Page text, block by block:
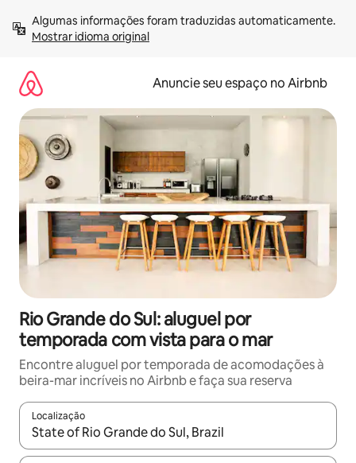
para
Mostrar idioma original
Anuncie seu espaço no Airbnb
Rio Grande do Sul: aluguel por
temporada com vista para o mar
Encontre aluguel por temporada de acomodações à
beira-mar incríveis no Airbnb e faça sua reserva
Localização
Quando os resultados estiverem disponíveis, explore-os